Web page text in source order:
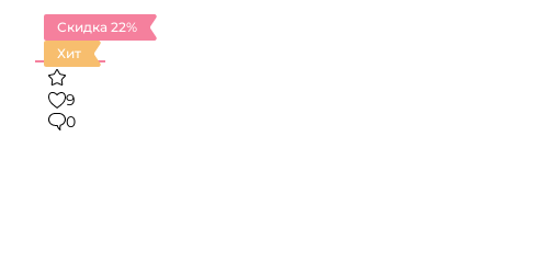
Скидка 22%
Хит
9
0